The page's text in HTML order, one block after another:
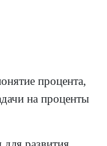
процента,
на проценты